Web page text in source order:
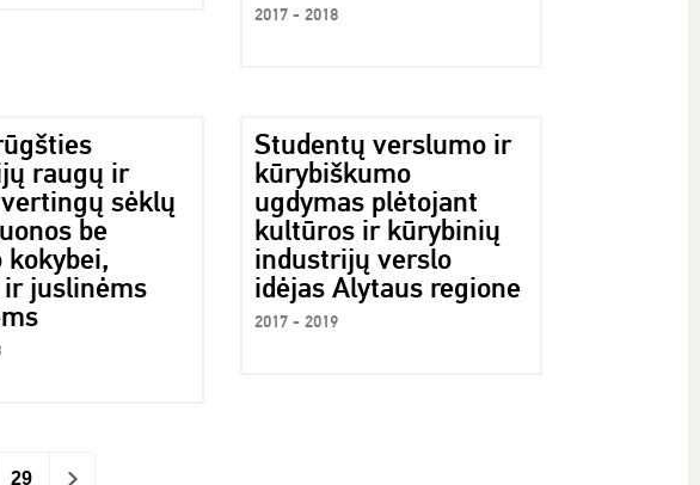
2017 - 2018
raugų ir
sėklų
be
juslinėms
Studentų verslumo ir
kūrybiškumo
ugdymas plėtojant
kultūros ir kūrybinių
industrijų verslo
idėjas Alytaus regione
2017 - 2019
29 >